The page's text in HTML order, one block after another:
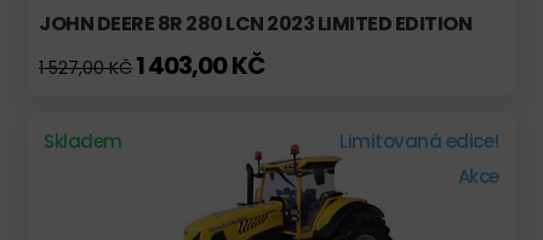
JOHN DEERE 8R 280 LCN 2023 LIMITED EDITION
1 527,00 KČ 1 403,00 KČ
Skladem
Limitovaná edice!
Akce